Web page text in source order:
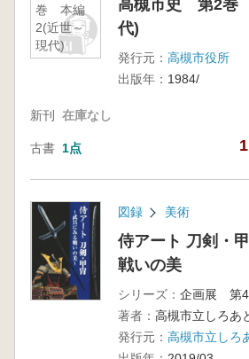
巻 本編
2(近世～
現代)
高槻市史 第2巻
代)
発行元： 高槻市役所
出版年： 1984/
新刊 在庫なし
古書 1点
図録 美術
侍アート 刀剣・
戦いの美
シリーズ： 企画展 第
著者： 高槻市立しろ
発行元： 高槻市立しろ